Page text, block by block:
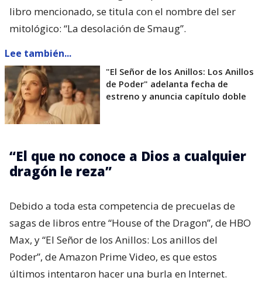
libro mencionado, se titula con el nombre del ser
mitológico: “La desolación de Smaug”.
Lee también...
"El Señor de los Anillos: Los Anillos
de Poder" adelanta fecha de
estreno y anuncia capítulo doble
“El que no conoce a Dios a cualquier
dragón le reza”
Debido a toda esta competencia de precuelas de
sagas de libros entre “House of the Dragon”, de HBO
Max, y “El Señor de los Anillos: Los anillos del
Poder”, de Amazon Prime Video, es que estos
últimos intentaron hacer una burla en Internet.